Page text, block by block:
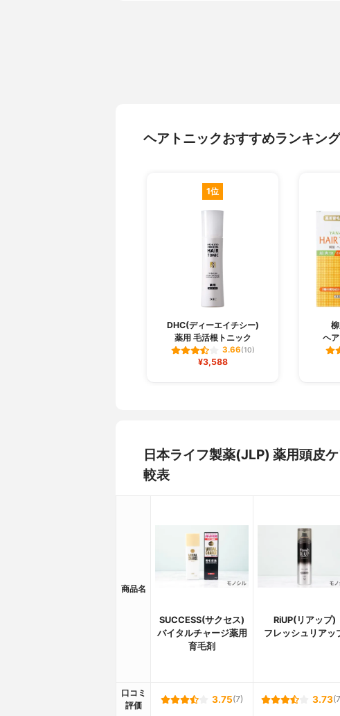
ヘアトニックおすすめランキング
1位
DHC(ディーエイチシー)
薬用 毛活根トニック
3.66(10)
¥3,588
ヘ
日本ライフ製薬(JLP) 薬用頭皮
較表
商品名
SUCCESS(サクセス)
バイタルチャージ薬用
育毛剤
RiUP(リアップ)
フレッシュリアッ
口コミ
評価
3.75(7) 3.73